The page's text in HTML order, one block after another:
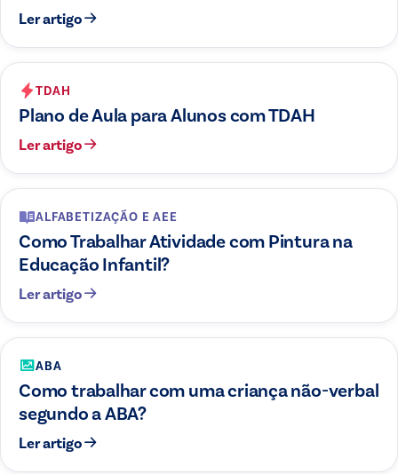
Ler artigo
TDAH
Plano de Aula para Alunos com TDAH
Ler artigo
ALFABETIZAÇÃO E AEE
Como Trabalhar Atividade com Pintura na
Educação Infantil?
Ler artigo
ABA
Como trabalhar com uma criança não-verbal
segundo a ABA?
Ler artigo